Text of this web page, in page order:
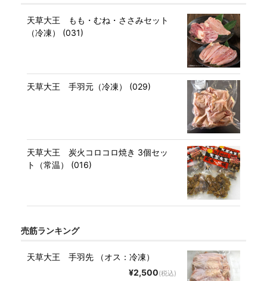
天草大王 もも・むね・ささみセット
（冷凍） (031)
天草大王 手羽元（冷凍） (029)
天草大王 炭火コロコロ焼き 3個セッ
ト（常温） (016)
売筋ランキング
天草大王 手羽先 （オス：冷凍）
¥2,500(税込)